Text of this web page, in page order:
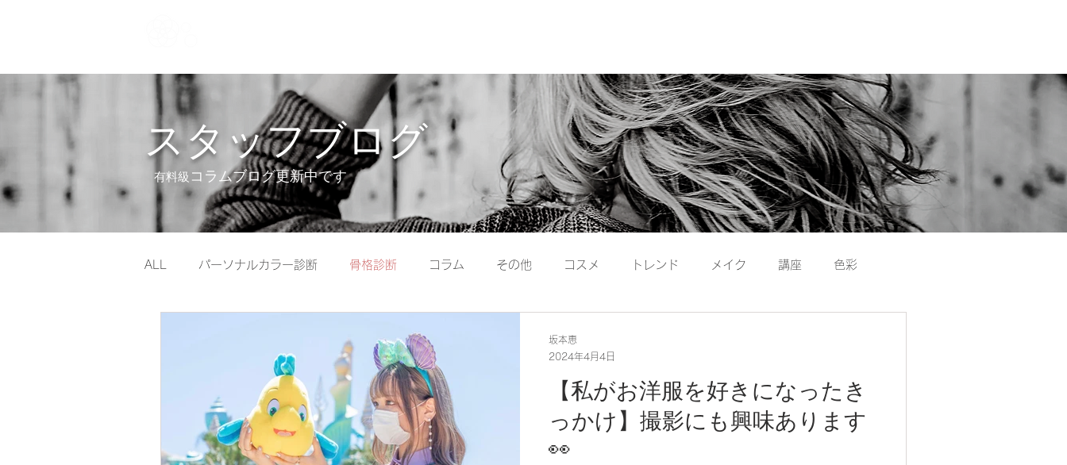
スタッフブログ
有料級 ​コラムブログ更新中です
ALL パーソナルカラー診断 骨格診断 コラム その他 コスメ トレンド メイク 講座 色彩
【私がお洋服を好きになったき
っかけ】撮影にも興味あります
👀
坂本恵
2024年4月4日